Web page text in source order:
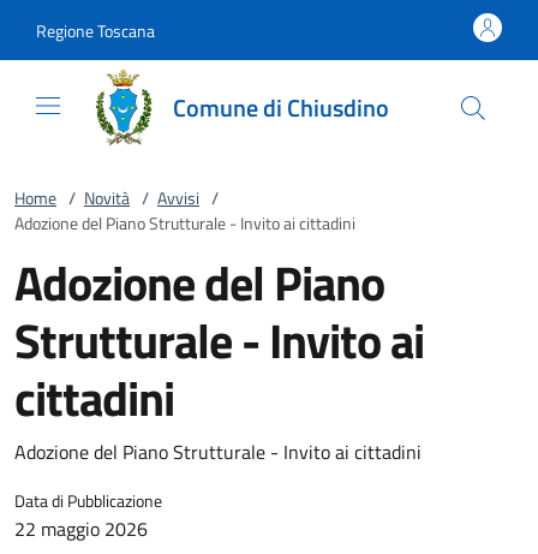
Regione Toscana
Comune di Chiusdino
Home / Novità / Avvisi /
Adozione del Piano Strutturale - Invito ai cittadini
Adozione del Piano
Strutturale - Invito ai
cittadini
Adozione del Piano Strutturale - Invito ai cittadini
Data di Pubblicazione
22 maggio 2026